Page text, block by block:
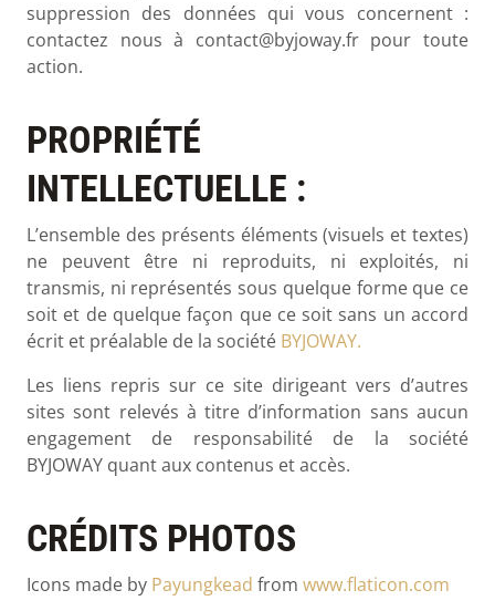
suppression des données qui vous concernent :
contactez nous à contact@byjoway.fr pour toute
action.
PROPRIÉTÉ
INTELLECTUELLE :
L’ensemble des présents éléments (visuels et textes)
ne peuvent être ni reproduits, ni exploités, ni
transmis, ni représentés sous quelque forme que ce
soit et de quelque façon que ce soit sans un accord
écrit et préalable de la société BYJOWAY.
Les liens repris sur ce site dirigeant vers d’autres
sites sont relevés à titre d’information sans aucun
engagement de responsabilité de la société
BYJOWAY quant aux contenus et accès.
CRÉDITS PHOTOS
Icons made by Payungkead from www.flaticon.com